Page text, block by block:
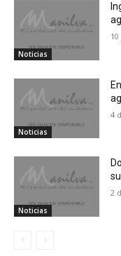
Noticias
Noticias
4
Noticias
2